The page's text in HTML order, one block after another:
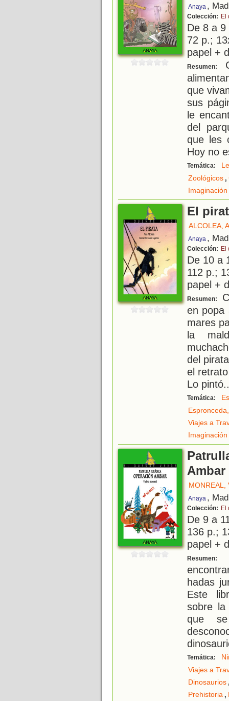
Anaya ,
Colección: El
De 8 a
72 p.;
papel +
Resumen:
que
sus
le
del
que les
Hoy no
Temática:
Zoológicos,
Imaginación
El
ALCOLEA,
Anaya ,
Colección: El
De 10 a
112 p.;
papel +
Resumen:
en popa
mares
la
del
el
Lo pintó
Temática:
Viajes a
Imaginación
Ambar
MONREAL,
Anaya ,
Colección: El
De 9 a
136 p.;
papel +
Resumen:
hadas
Este
sobre la
que
Temática:
Viajes a
Dinosaurios
Prehistoria,